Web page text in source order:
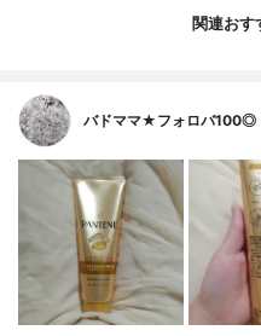
関連おす
バドママ★フォロバ100◎